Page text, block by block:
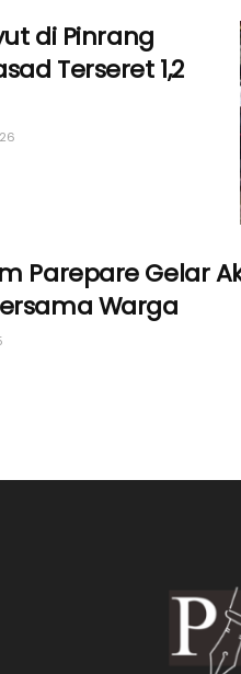
di Pinrang
Terseret 1,2
Parepare Gelar
Warga